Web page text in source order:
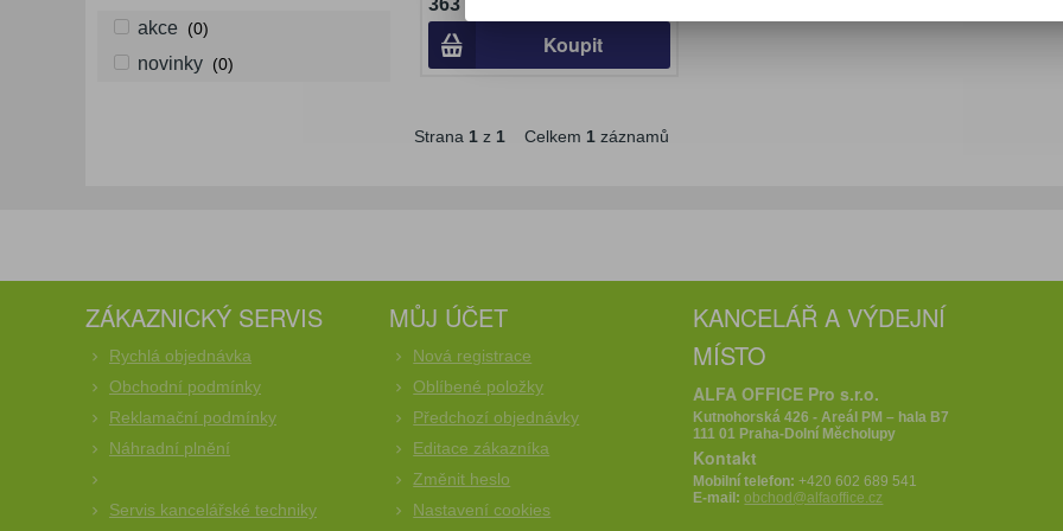
akce (0)
novinky (0)
363 Kč (bez DPH:)
Koupit
Strana 1z 1Celkem 1záznamů
ZÁKAZNICKÝ SERVIS
Rychlá objednávka
Obchodní podmínky
Reklamační podmínky
Náhradní plnění
Servis kancelářské techniky
MŮJ ÚČET
Nová registrace
Oblíbené položky
Předchozí objednávky
Editace zákazníka
Změnit heslo
Nastavení cookies
KANCELÁŘ A VÝDEJNÍ
MÍSTO
ALFA OFFICE Pro s.r.o.
Kutnohorská 426 - Areál PM – hala B7
111 01 Praha-Dolní Měcholupy
Kontakt
Mobilní telefon:+420 602 689 541
E-mail:obchod@alfaoffice.cz